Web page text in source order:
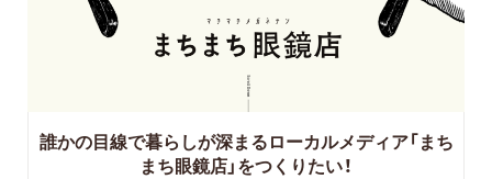
誰かの目線で暮らしが深まるローカルメディア「まち
まち眼鏡店」をつくりたい！